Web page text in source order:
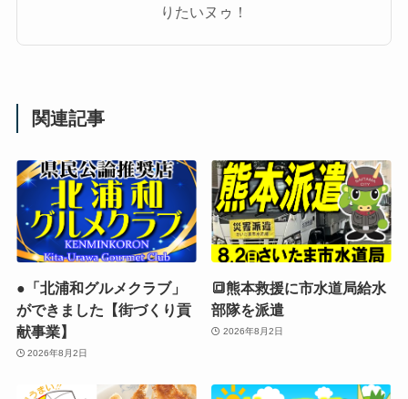
りたいヌゥ！
関連記事
●「北浦和グルメクラブ」
ができました【街づくり貢
献事業】
2026年8月2日
🔳熊本救援に市水道局給水
部隊を派遣
2026年8月2日